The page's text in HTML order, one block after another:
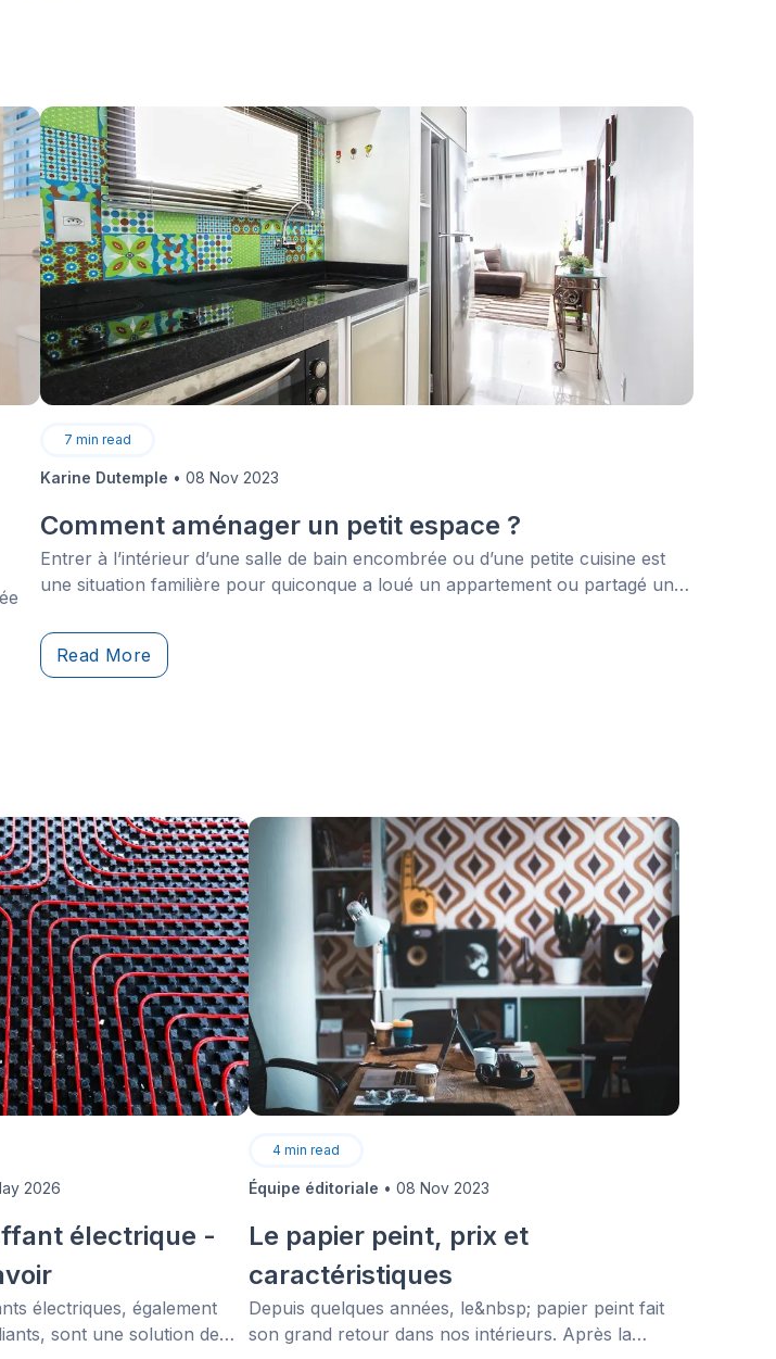
7 min read
Karine Dutemple • 08 Nov 2023
Comment aménager un petit espace ?
Entrer à l’intérieur d’une salle de bain encombrée ou d’une petite cuisine est
une situation familière pour quiconque a loué un appartement ou partagé un
maison soit spacieuse, grande et jolie.
Read More
2026
électrique -
électriques, également
sont une solution de
4 min read
Équipe éditoriale • 08 Nov 2023
Le papier peint, prix et
caractéristiques
Depuis quelques années, le&nbsp; papier peint fait
son grand retour dans nos intérieurs. Après la